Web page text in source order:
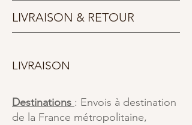
LIVRAISON & RETOUR
LIVRAISON
Destinations : Envois à destination
de la France métropolitaine,